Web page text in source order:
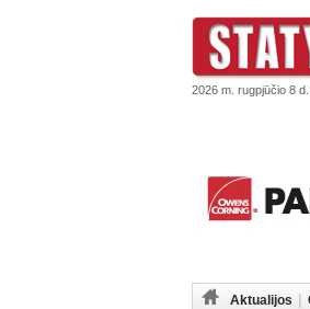
2026 m. rugpjūčio 8
Aktualijos